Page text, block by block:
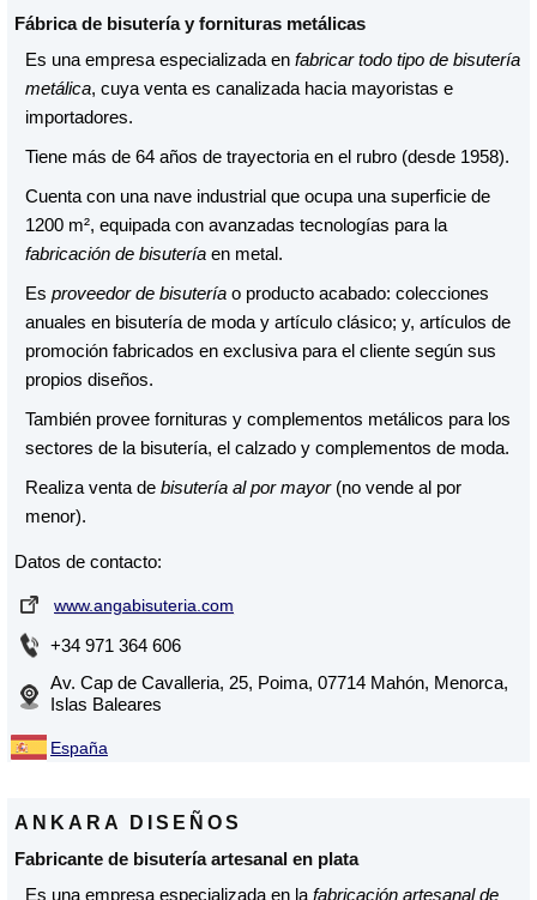
De Pablo e Hijos Accesorios Metálicos S.L.
Daniel Oro S.L.
Nati Royo S.L.
Ras 17 S.L.
Fábrica de bisutería y fornituras metálicas
Es una empresa especializada en fabricar todo tipo de bisutería
metálica, cuya venta es canalizada hacia mayoristas e
importadores.
Tiene más de 64 años de trayectoria en el rubro (desde 1958).
Cuenta con una nave industrial que ocupa una superficie de
1200 m², equipada con avanzadas tecnologías para la
fabricación de bisutería en metal.
Es proveedor de bisutería o producto acabado: colecciones
anuales en bisutería de moda y artículo clásico; y, artículos de
promoción fabricados en exclusiva para el cliente según sus
propios diseños.
También provee fornituras y complementos metálicos para los
sectores de la bisutería, el calzado y complementos de moda.
Realiza venta de bisutería al por mayor(no vende al por
menor).
Datos de contacto:
www.angabisuteria.com
+34 971 364 606
Av. Cap de Cavalleria, 25, Poima, 07714 Mahón, Menorca,
Islas Baleares
España
ANKARA DISEÑOS
Fabricante de bisutería artesanal en plata
Es una empresa especializada en la fabricación artesanal de